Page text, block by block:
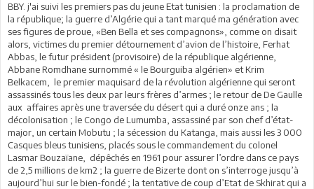
BBY. j'ai suivi les premiers pas du jeune Etat tunisien : la proclamation de
la république; la guerre d’Algérie qui a tant marqué ma génération avec
ses figures de proue, «Ben Bella et ses compagnons», comme on disait
alors, victimes du premier détournement d’avion de l’histoire, Ferhat
Abbas, le futur président (provisoire) de la république algérienne,
Abbane Romdhane surnommé « le Bourguiba algérien» et Krim
Belkacem, le premier maquisard de la révolution algérienne qui seront
assassinés tous les deux par leurs frères d’armes ; le retour de De Gaulle
aux affaires après une traversée du désert qui a duré onze ans ; la
décolonisation ; le Congo de Lumumba, assassiné par son chef d’état-
major, un certain Mobutu ; la sécession du Katanga, mais aussi les 3 000
Casques bleus tunisiens, placés sous le commandement du colonel
Lasmar Bouzaïane, dépêchés en 1961 pour assurer l’ordre dans ce pays
de 2,5 millions de km2 ; la guerre de Bizerte dont on s’interroge jusqu’à
aujourd’hui sur le bien-fondé ; la tentative de coup d’Etat de Skhirat qui a